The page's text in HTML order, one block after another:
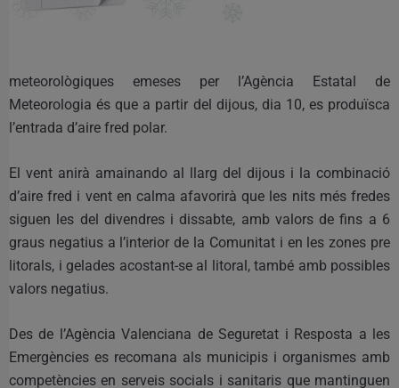
meteorològiques emeses per l’Agència Estatal de
Meteorologia és que a partir del dijous, dia 10, es produïsca
l’entrada d’aire fred polar.
El vent anirà amainando al llarg del dijous i la combinació
d’aire fred i vent en calma afavorirà que les nits més fredes
siguen les del divendres i dissabte, amb valors de fins a 6
graus negatius a l’interior de la Comunitat i en les zones pre
litorals, i gelades acostant-se al litoral, també amb possibles
valors negatius.
Des de l’Agència Valenciana de Seguretat i Resposta a les
Emergències es recomana als municipis i organismes amb
competències en serveis socials i sanitaris que mantinguen